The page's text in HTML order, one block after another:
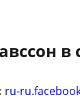
в
ru-